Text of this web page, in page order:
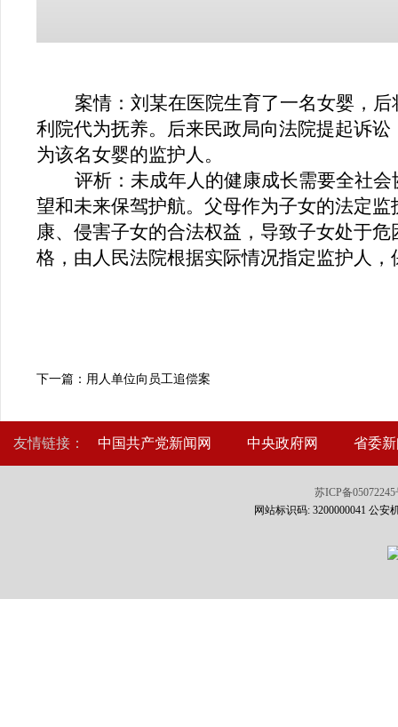
案情：刘某在医院生育了一名女婴，后
利 院代为抚养。 后来民政局向法院提起诉
为该名女婴的监护人。
评析： 未成年人的健康成长需要全社
望和未来保驾护航。父母作为子女的法定监
康、侵害子女的合法权益，导致子女处于
格，由人民法院根据实际情况指定监护人
下一篇：用人单位向员工追偿案
友情链接： 中国共产党新闻网 中央政府网 省委
苏ICP备05072245
网站标识码: 3200000041 公安